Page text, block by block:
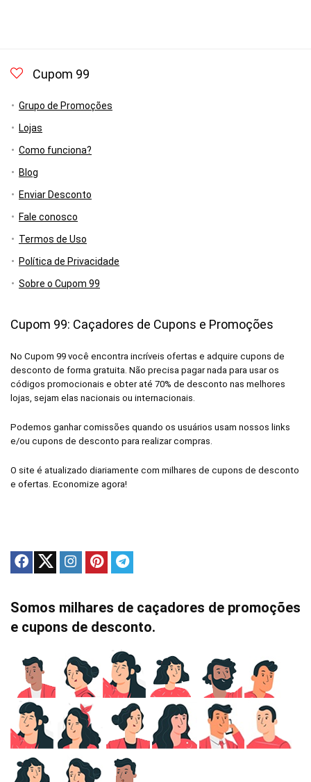
Cupom 99
Grupo de Promoções
Lojas
Como funciona?
Blog
Enviar Desconto
Fale conosco
Termos de Uso
Política de Privacidade
Sobre o Cupom 99
Cupom 99: Caçadores de Cupons e Promoções
No Cupom 99 você encontra incríveis ofertas e adquire cupons de
desconto de forma gratuita. Não precisa pagar nada para usar os
códigos promocionais e obter até 70% de desconto nas melhores
lojas, sejam elas nacionais ou internacionais.
Podemos ganhar comissões quando os usuários usam nossos links
e/ou cupons de desconto para realizar compras.
O site é atualizado diariamente com milhares de cupons de desconto
e ofertas. Economize agora!
Somos milhares de caçadores de promoções
e cupons de desconto.